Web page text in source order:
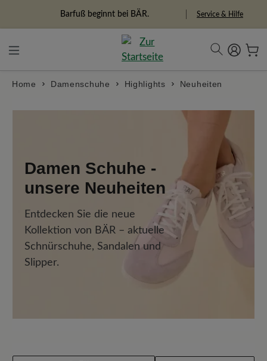
Freiheitspioniere Service & Hilfe
Home Damenschuhe Highlights Neuheiten
Damen Schuhe -
unsere Neuheiten
Entdecken Sie die neue
Kollektion von BÄR – aktuelle
Schnürschuhe, Sandalen und
Slipper.